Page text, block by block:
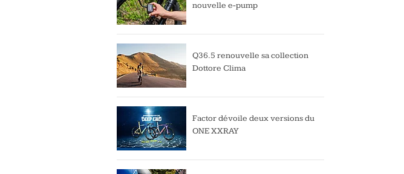
nouvelle e-pump
Q36.5 renouvelle sa collection
Dottore Clima
Factor dévoile deux versions du
ONE XXRAY